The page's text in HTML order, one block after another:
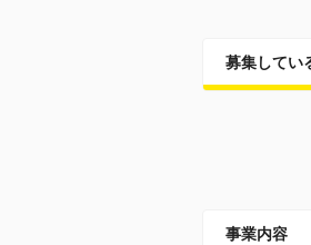
募集してい
事業内容